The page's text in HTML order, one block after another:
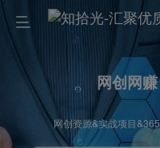
网创网
网创资源&实战项目